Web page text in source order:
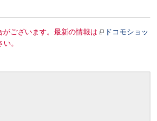
ございます。最新の情報は
ドコモショッ
。